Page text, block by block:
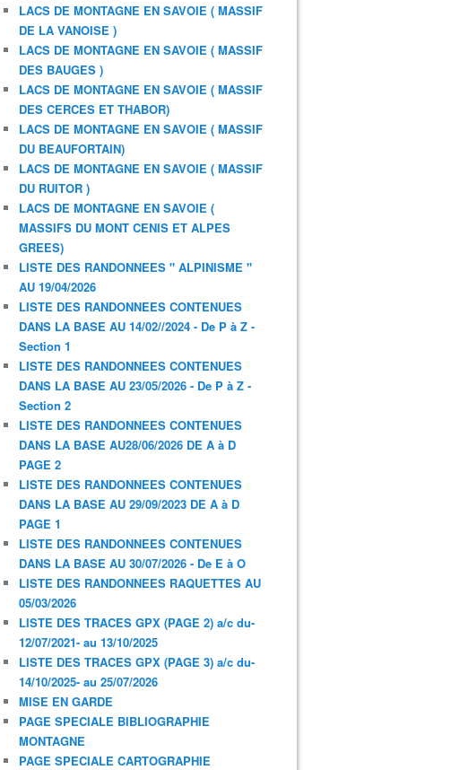
LACS DE MONTAGNE EN SAVOIE ( MASSIF
DE LA VANOISE )
LACS DE MONTAGNE EN SAVOIE ( MASSIF
DES BAUGES )
LACS DE MONTAGNE EN SAVOIE ( MASSIF
DES CERCES ET THABOR)
LACS DE MONTAGNE EN SAVOIE ( MASSIF
DU BEAUFORTAIN)
LACS DE MONTAGNE EN SAVOIE ( MASSIF
DU RUITOR )
LACS DE MONTAGNE EN SAVOIE (
MASSIFS DU MONT CENIS ET ALPES
GREES)
LISTE DES RANDONNEES " ALPINISME "
AU 19/04/2026
LISTE DES RANDONNEES CONTENUES
DANS LA BASE AU 14/02//2024 - De P à Z -
Section 1
LISTE DES RANDONNEES CONTENUES
DANS LA BASE AU 23/05/2026 - De P à Z -
Section 2
LISTE DES RANDONNEES CONTENUES
DANS LA BASE AU28/06/2026 DE A à D
PAGE 2
LISTE DES RANDONNEES CONTENUES
DANS LA BASE AU 29/09/2023 DE A à D
PAGE 1
LISTE DES RANDONNEES CONTENUES
DANS LA BASE AU 30/07/2026 - De E à O
LISTE DES RANDONNEES RAQUETTES AU
05/03/2026
LISTE DES TRACES GPX (PAGE 2) a/c du-
12/07/2021- au 13/10/2025
LISTE DES TRACES GPX (PAGE 3) a/c du-
14/10/2025- au 25/07/2026
MISE EN GARDE
PAGE SPECIALE BIBLIOGRAPHIE
MONTAGNE
PAGE SPECIALE CARTOGRAPHIE